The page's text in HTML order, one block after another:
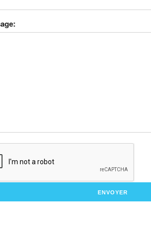
ENVOYER